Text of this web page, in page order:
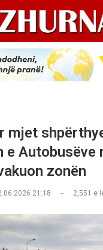
mjet
e Autobusëve
zonën
21:18 2,551 e